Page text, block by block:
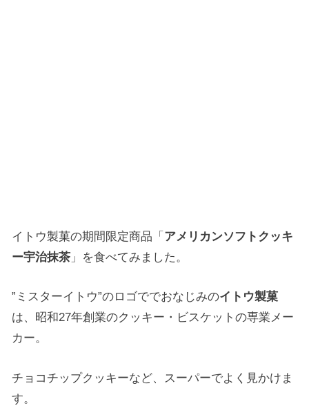
イトウ製菓の期間限定商品「アメリカンソフトクッキ
ー宇治抹茶 」を食べてみました。
”ミスターイトウ”のロゴででおなじみのイトウ製菓
は、昭和27年創業のクッキー・ビスケットの専業メー
カー。
チョコチップクッキーなど、スーパーでよく見かけま
す。